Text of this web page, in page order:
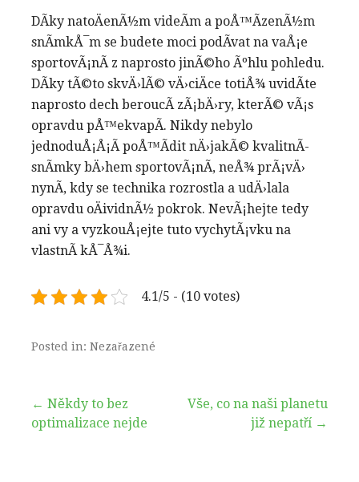
DÃ­ky natoÄenÃ½m videÃ­m a poÅ™Ã­zenÃ½m
snÃ­mkÅ¯m se budete moci podÃ­vat na vaÅ¡e
sportovÃ¡nÃ­ z naprosto jinÃ©ho Ãºhlu pohledu.
DÃ­ky tÃ©to skvÄ›lÃ© vÄ›ciÄce totiÅ¾ uvidÃ­te
naprosto dech beroucÃ­ zÃ¡bÄ›ry, kterÃ© vÃ¡s
opravdu pÅ™ekvapÃ­. Nikdy nebylo
jednoduÅ¡Å¡Ã­ poÅ™Ã­dit nÄ›jakÃ© kvalitnÃ­
snÃ­mky bÄ›hem sportovÃ¡nÃ­, neÅ¾ prÃ¡vÄ›
nynÃ­, kdy se technika rozrostla a udÄ›lala
opravdu oÄividnÃ½ pokrok. NevÃ¡hejte tedy
ani vy a vyzkouÅ¡ejte tuto vychytÃ¡vku na
vlastnÃ­ kÅ¯Å¾i.
4.1/5 - (10 votes)
Posted in: Nezařazené
Navigace
← Někdy to bez
optimalizace nejde
Vše, co na naši planetu
již nepatří →